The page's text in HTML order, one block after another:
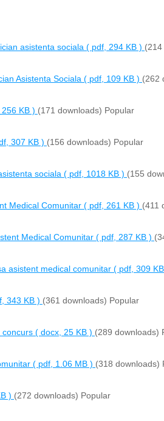
asistenta sociala ( pdf, 294 KB )
Asistenta Sociala ( pdf, 109 KB ) (262
KB ) (171 downloads) Popular
307 KB ) (156 downloads) Popular
sociala ( pdf, 1018 KB ) (155
Medical Comunitar ( pdf, 261 KB ) (411
Medical Comunitar ( pdf, 287 KB )
asistent medical comunitar ( pdf, 309
343 KB ) (361 downloads) Popular
concurs ( docx, 25 KB ) (289 downloads)
( pdf, 1.06 MB ) (318 downloads)
) (272 downloads) Popular